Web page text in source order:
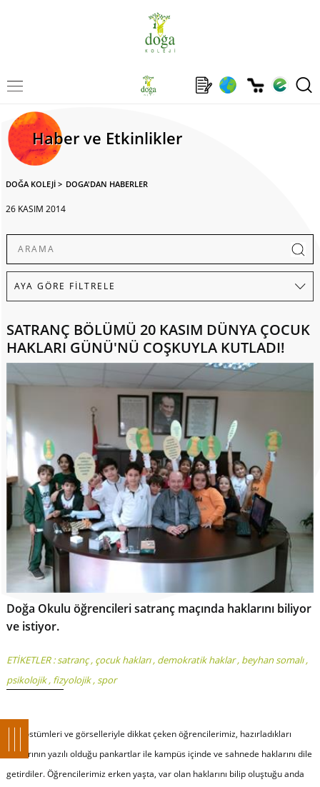
Haber ve Etkinlikler
DOĞA KOLEJİ > DOGA'DAN HABERLER
26 KASIM 2014
SATRANÇ BÖLÜMÜ 20 KASIM DÜNYA ÇOCUK
HAKLARI GÜNÜ'NÜ COŞKUYLA KUTLADI!
Doğa Okulu öğrencileri satranç maçında haklarını biliyor
ve istiyor.
ETİKETLER :satranç, çocuk hakları, demokratik haklar, beyhan somalı,
psikolojik, fizyolojik,spor
Şık kostümleri ve görselleriyle dikkat çeken öğrencilerimiz, hazırladıkları
haklarının yazılı olduğu pankartlar ile kampüs içinde ve sahnede haklarını dile
getirdiler. Öğrencilerimiz erken yaşta, var olan haklarını bilip oluştuğu anda